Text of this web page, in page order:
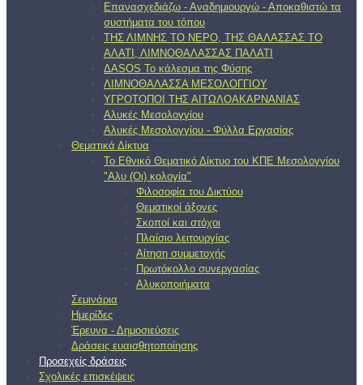
Επανασχεδιάζω - Αναδημιουργώ - Αποκαθιστώ τα
συστήματα του τόπου
ΤΗΣ ΛΙΜΝΗΣ ΤΟ ΝΕΡΟ, ΤΗΣ ΘΑΛΑΣΣΑΣ ΤΟ
ΑΛΑΤΙ, ΛΙΜΝΟΘΑΛΑΣΣΑΣ ΠΑΛΑΤΙ
ΔΑSOS Το κάλεσμα της Φύσης
ΛΙΜΝΟΘΑΛΑΣΣΑ ΜΕΣΟΛΟΓΓΙΟΥ
ΥΓΡΟΤΟΠΟΙ ΤΗΣ ΑΙΤΩΛΟΑΚΑΡΝΑΝΙΑΣ
Αλυκές Μεσολογγίου
Αλυκές Μεσολογγίου - Φύλλα Εργασίας
Θεματικά Δίκτυα
Το Εθνικό Θεματικό Δίκτυο του ΚΠΕ Μεσολογγίου
"Αλυ (Oι) κολογία"
Φιλοσοφία του Δικτύου
Θεματικοί άξονες
Σκοποί και στόχοι
Πλαίσιο λειτουργίας
Αίτηση συμμετοχής
Πρωτόκολλο συνεργασίας
Αλυκοποιήματα
Σεμινάρια
Ημερίδες
Έρευνα - Δημοσιεύσεις
Δράσεις ευαισθητοποίησης
Προσεχείς δράσεις
Σχολικές επισκέψεις